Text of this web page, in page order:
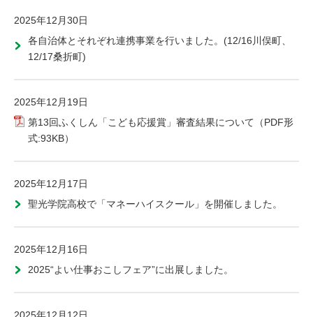
2025年12月30日
各自治体とそれぞれ連携事業を行いました。(12/16川俣町、
12/17桑折町)
2025年12月19日
第13回ふくしん「こども応援賞」審査結果について（PDF形
式:93KB）
2025年12月17日
聖光学院高校で「マネーハイスクール」を開催しました。
2025年12月16日
2025“よい仕事おこしフェア”に出展しました。